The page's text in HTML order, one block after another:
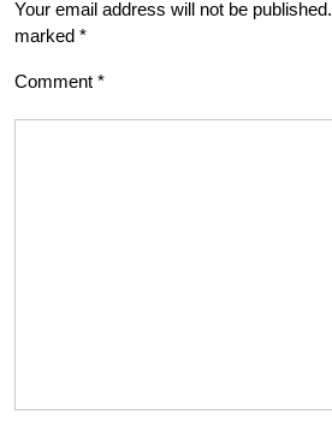
Your email address will not be published.
marked *
Comment *